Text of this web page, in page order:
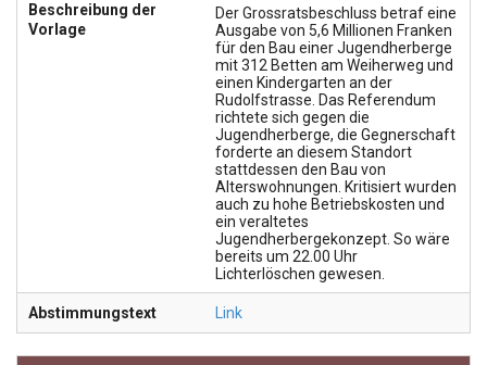
Beschreibung der
Vorlage
Der Grossratsbeschluss betraf eine
Ausgabe von 5,6 Millionen Franken
für den Bau einer Jugendherberge
mit 312 Betten am Weiherweg und
einen Kindergarten an der
Rudolfstrasse. Das Referendum
richtete sich gegen die
Jugendherberge, die Gegnerschaft
forderte an diesem Standort
stattdessen den Bau von
Alterswohnungen. Kritisiert wurden
auch zu hohe Betriebskosten und
ein veraltetes
Jugendherbergekonzept. So wäre
bereits um 22.00 Uhr
Lichterlöschen gewesen.
Abstimmungstext Link